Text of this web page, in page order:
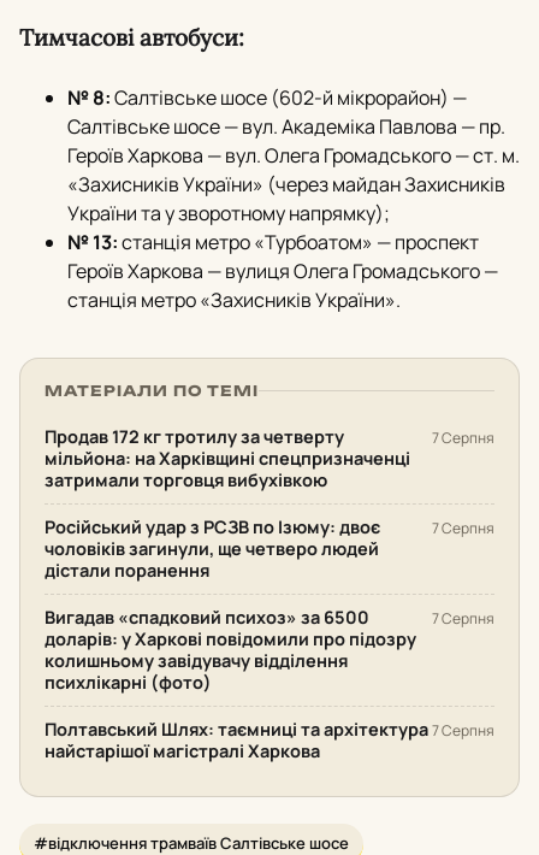
Тимчасові автобуси:
№ 8:Салтівське шосе (602-й мікрорайон) —
Салтівське шосе — вул.Академіка Павлова — пр.
Героїв Харкова — вул.Олега Громадського — ст. м.
«Захисників України» (через майдан Захисників
України та у зворотному напрямку);
№ 13:станція метро «Турбоатом» — проспект
Героїв Харкова — вулиця Олега Громадського —
станція метро «Захисників України».
МАТЕРІАЛИ ПО ТЕМІ
Продав 172 кг тротилу за четверту
мільйона: на Харківщині спецпризначенці
затримали торговця вибухівкою
7 Серпня
Російський удар з РСЗВ по Ізюму: двоє
чоловіків загинули, ще четверо людей
дістали поранення
7 Серпня
Вигадав «спадковий психоз» за 6500
доларів: у Харкові повідомили про підозру
колишньому завідувачу відділення
психлікарні (фото)
7 Серпня
Полтавський Шлях: таємниці та архітектура
найстарішої магістралі Харкова
7 Серпня
#відключення трамваїв Салтівське шосе